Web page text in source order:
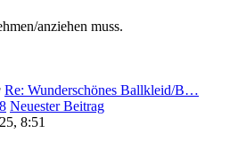
anziehen muss.
Re: Wunderschönes Ballkleid/B…
Neuester Beitrag
8:51